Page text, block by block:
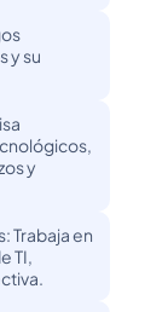
y su
y
Trabaja en
TI,